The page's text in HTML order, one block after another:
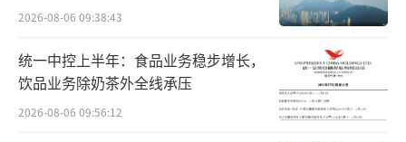
2026-08-06 09:38:43
统一中控上半年：食品业务稳步增长，
饮品业务除奶茶外全线承压
2026-08-06 09:56:12